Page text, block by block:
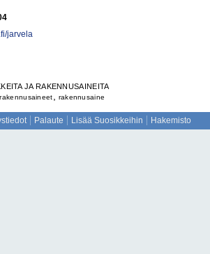
jarvela
JA RAKENNUSAINEITA
rakennusaineet rakennusaine
Palaute Lisää Suosikkeihin Hakemisto